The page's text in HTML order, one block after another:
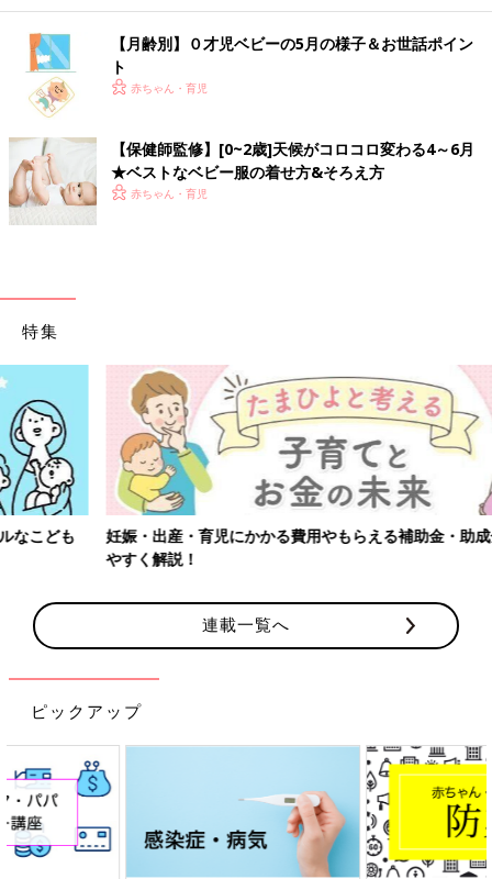
【月齢別】０才児ベビーの5月の様子＆お世話ポイン
ト
赤ちゃん・育児
【保健師監修】[0~2歳]天候がコロコロ変わる4～6月
★ベストなベビー服の着せ方&そろえ方
赤ちゃん・育児
特集
妊娠・出産・育児にかかる費用やもらえる補助金・助成金をわかり
連載一覧へ
ピックアップ